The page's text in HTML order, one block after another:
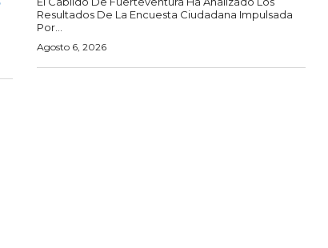
Resultados De La Encuesta Ciudadana Impulsada
Por...
Agosto 6, 2026